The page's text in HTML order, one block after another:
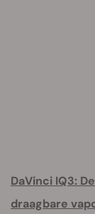
DaVinci IQ3:
draagbare